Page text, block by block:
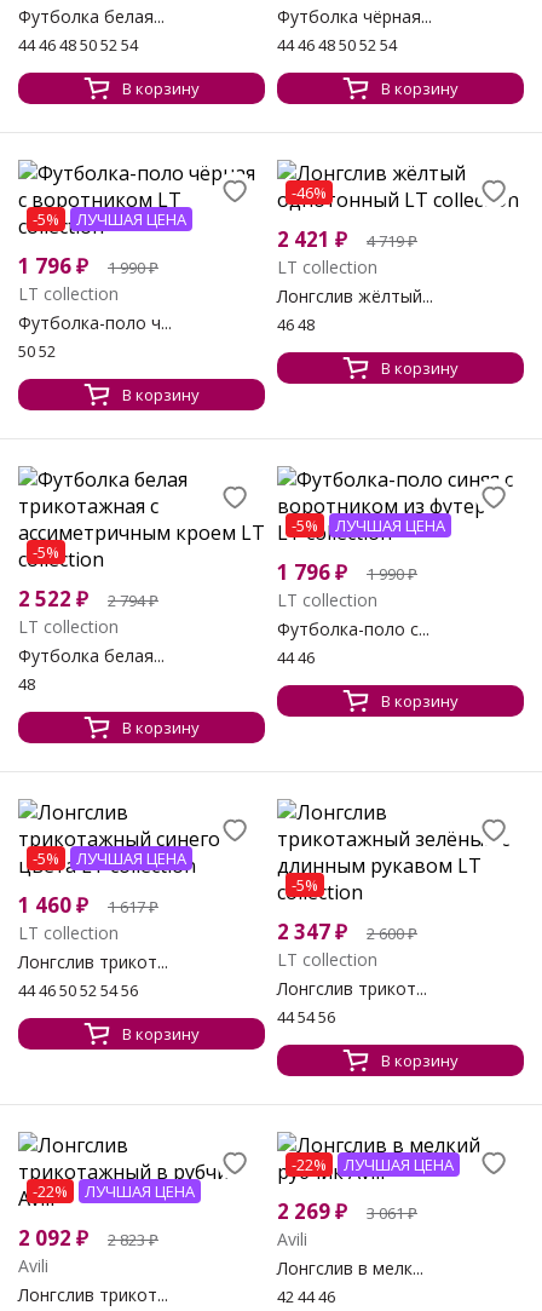
Футболка белая...
44 46 48 50 52 54
В корзину
Футболка чёрная...
44 46 48 50 52 54
В корзину
-5% ЛУЧШАЯ ЦЕНА
1 796₽ 1 990₽
LT collection
Футболка-поло ч...
50 52
В корзину
-46%
2 421 ₽ 4 719₽
LT collection
Лонгслив жёлтый...
46 48
В корзину
-5%
2 522 ₽ 2 794₽
LT collection
Футболка белая...
48
В корзину
-5% ЛУЧШАЯ ЦЕНА
1 796₽ 1 990₽
LT collection
Футболка-поло с...
44 46
В корзину
-5% ЛУЧШАЯ ЦЕНА
1 460₽ 1 617₽
LT collection
Лонгслив трикот...
44 46 50 52 54 56
В корзину
-5%
2 347₽ 2 600₽
LT collection
Лонгслив трикот...
44 54 56
В корзину
-22% ЛУЧШАЯ ЦЕНА
2 092 ₽ 2 823₽
Avili
Лонгслив трикот...
-22% ЛУЧШАЯ ЦЕНА
2 269₽ 3 061₽
Avili
Лонгслив в мелк...
42 44 46